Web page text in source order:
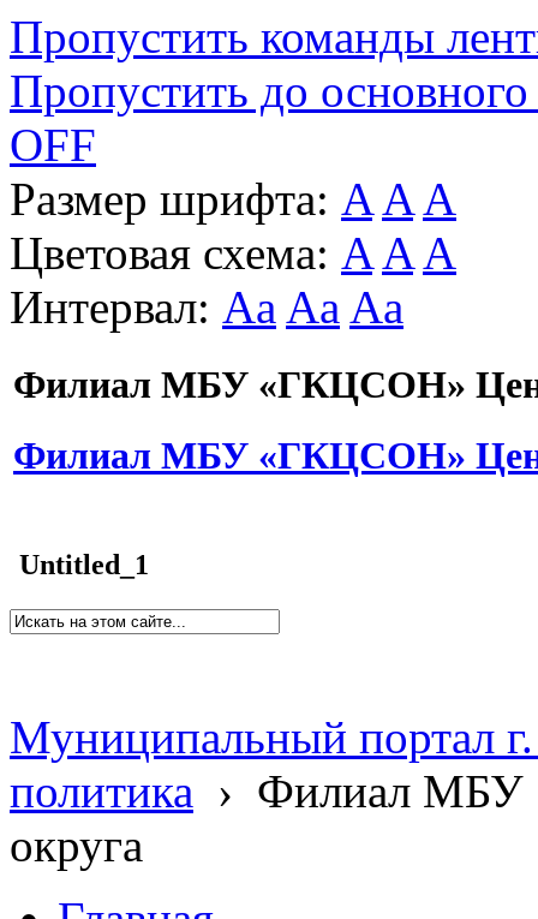
Пропустить команды
Пропустить до основного
OFF
Размер шрифта: A A A
Цветовая схема: A A A
Интервал: Aa Aa Aa
Филиал МБУ «ГКЦСОН»
Филиал МБУ «ГКЦСОН»
Untitled_1
Муниципальный портал
политика › Филиал МБУ
округа